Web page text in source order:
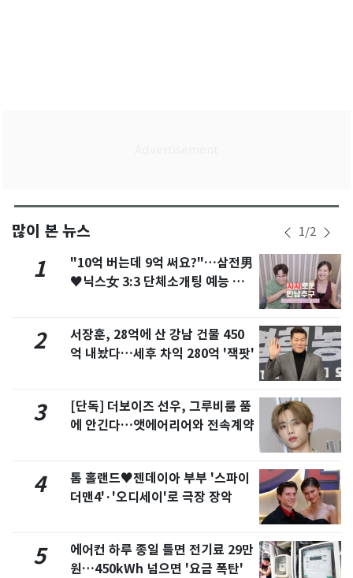
많이 본 뉴스 1/2
1
"10억 버는데 9억 써요?"…삼전男
♥닉스女 3:3 단체소개팅 예능 화
2
서장훈, 28억에 산 강남 건물 450
억 내놨다…세후 차익 280억 '잭팟'
3
[단독] 더보이즈 선우, 그루비룸 품
에 안긴다…앳에어리어와 전속계약
4
톰 홀랜드♥젠데이아 부부 '스파이
더맨4'·'오디세이'로 극장 장악
5
에어컨 하루 종일 틀면 전기료 29만
원…450kWh 넘으면 '요금 폭탄'